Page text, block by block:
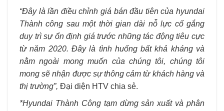
“Đây là lần điều chỉnh giá bán đầu tiên của hyundai
Thành công sau một thời gian dài nỗ lực cố gắng
duy trì sự ổn định giá trước những tác động tiêu cực
từ năm 2020. Đây là tình huống bất khả kháng và
nằm ngoài mong muốn của chúng tôi, chúng tôi
mong sẽ nhận được sự thông cảm từ khách hàng và
thị trường”, Đại diện HTV chia sẻ.
*Hyundai Thành Công tạm dừng sản xuất và phân